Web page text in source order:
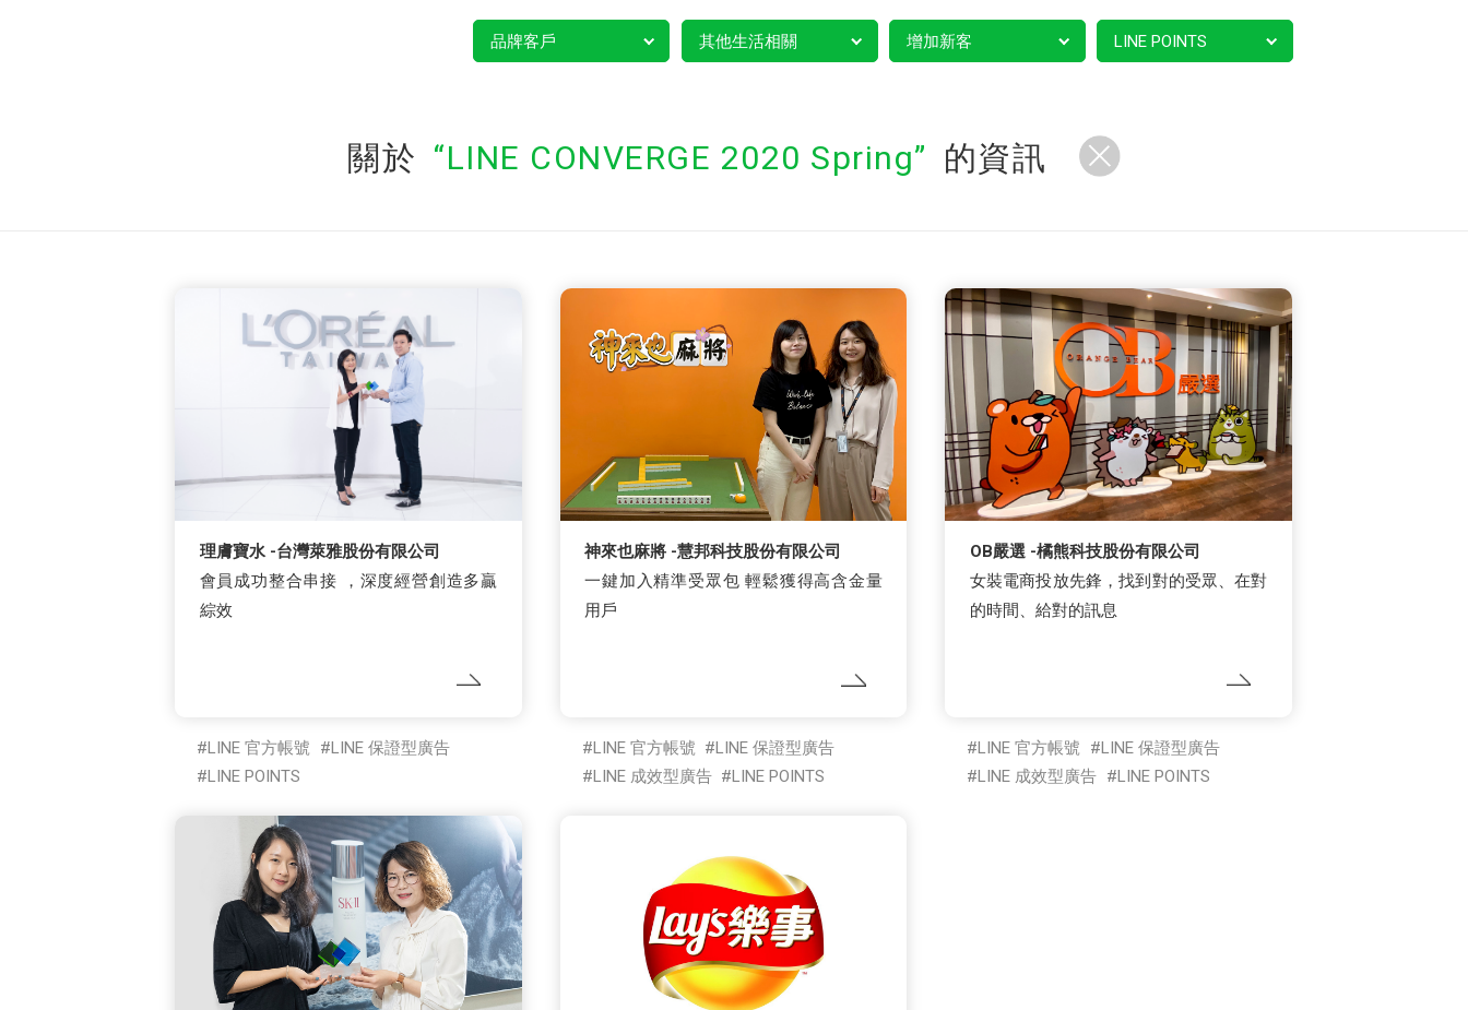
品牌客戶 其他生活相關 增加新客 LINE POINTS
關於 LINE CONVERGE 2020 Spring 的資訊
理膚寶水 -台灣萊雅股份有限公司
會員成功整合串接 ，深度經營創造多贏
綜效
LINE 官方帳號
LINE 保證型廣告
LINE POINTS
神來也麻將 -慧邦科技股份有限公司
一鍵加入精準受眾包 輕鬆獲得高含金量
用戶
LINE 官方帳號
LINE 保證型廣告
LINE 成效型廣告
LINE POINTS
OB嚴選 -橘熊科技股份有限公司
女裝電商投放先鋒，找到對的受眾、在對
的時間、給對的訊息
LINE 官方帳號
LINE 保證型廣告
LINE 成效型廣告
LINE POINTS